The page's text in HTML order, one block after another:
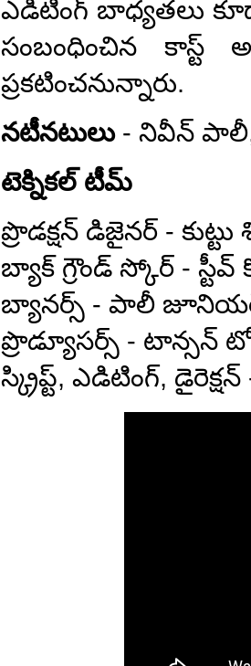
ఎడిటింగ్ బాధ్యతలు
సంబంధించిన కాస్ట్
ప్రకటించనున్నారు.
నటీనటులు - నివీన్
టెక్నికల్ టీమ్
ప్రొడక్షన్ డిజైనర్ -
బ్యాక్ గ్రౌండ్ స్కోర్ - స్టీవ్
బ్యానర్స్ - పాలీ
ప్రొడ్యూసర్స్ - టాన్సన్
స్క్రిప్ట్, ఎడిటింగ్,